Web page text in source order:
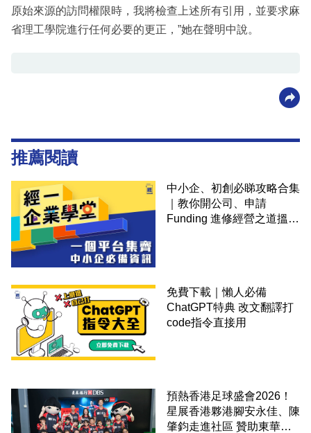
原始來源的訪問權限時，我將檢查上述所有引用，並要求麻
省理工學院進行任何必要的更正，”她在聲明中說。
推薦閱讀
中小企、初創必睇攻略合集
｜教你開公司、申請
Funding 進修經營之道搵大
免費下載｜懶人必備
ChatGPT特典 改文翻譯打
code指令直接用
預熱香港足球盛會2026！
星展香港夥港腳安永佳、陳
肇鈞走進社區 贊助東華三